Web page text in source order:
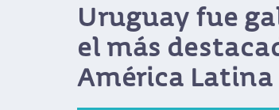
Uruguay fue
el más
América Latina